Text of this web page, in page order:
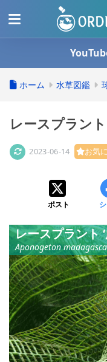
ホーム 水草図鑑
レースプラント
2023-06-14 お気
ポスト
レースプラント ‘
Aponogeton